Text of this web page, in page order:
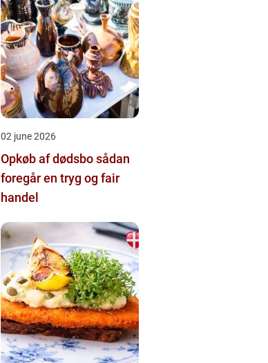
02 june 2026
Opkøb af dødsbo sådan
foregår en tryg og fair
handel